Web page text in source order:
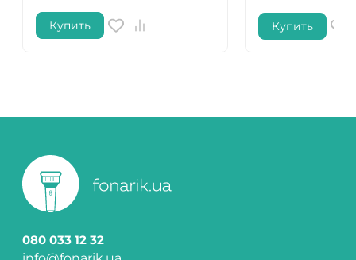
Купить Купить
080 033 12 32